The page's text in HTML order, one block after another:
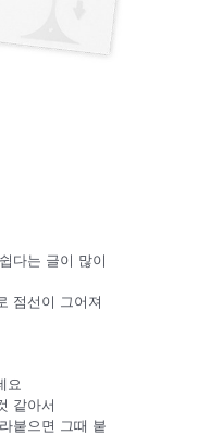
다는 글이 많이
점선이 그어져
요
같아서
붙으면 그때 붙